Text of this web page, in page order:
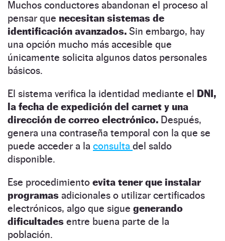
Muchos conductores abandonan el proceso al
pensar que necesitan sistemas de
identificación avanzados. Sin embargo, hay
una opción mucho más accesible que
únicamente solicita algunos datos personales
básicos.
El sistema verifica la identidad mediante el DNI,
la fecha de expedición del carnet y una
dirección de correo electrónico. Después,
genera una contraseña temporal con la que se
puede acceder a la consulta del saldo
disponible.
Ese procedimiento evita tener que instalar
programas adicionales o utilizar certificados
electrónicos, algo que sigue generando
dificultades entre buena parte de la
población.